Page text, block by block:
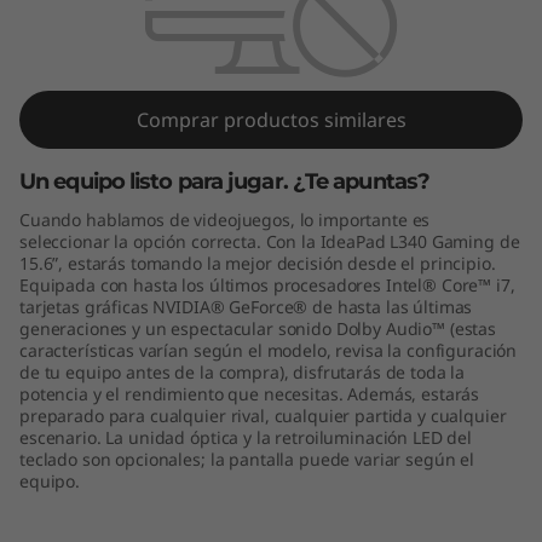
a
m
n
g
1
5
Comprar productos similares
Un equipo listo para jugar. ¿Te apuntas?
Cuando hablamos de videojuegos, lo importante es
seleccionar la opción correcta. Con la IdeaPad L340 Gaming de
15.6”, estarás tomando la mejor decisión desde el principio.
Equipada con hasta los últimos procesadores Intel® Core™ i7,
tarjetas gráficas NVIDIA® GeForce® de hasta las últimas
generaciones y un espectacular sonido Dolby Audio™ (estas
características varían según el modelo, revisa la configuración
de tu equipo antes de la compra), disfrutarás de toda la
potencia y el rendimiento que necesitas. Además, estarás
preparado para cualquier rival, cualquier partida y cualquier
escenario. La unidad óptica y la retroiluminación LED del
teclado son opcionales; la pantalla puede variar según el
equipo.